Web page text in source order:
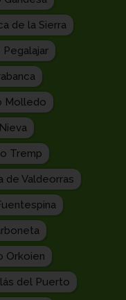
de la Sierra
Molledo
Tremp
de Valdeorras
Orkoien
del Puerto